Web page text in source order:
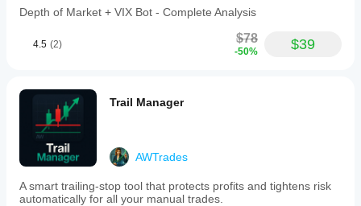
Depth of Market + VIX Bot - Complete Analysis
4.5 (2) $78
-50% $39
Trail Manager
AWTrades
A smart trailing-stop tool that protects profits and tightens risk
automatically for all your manual trades.